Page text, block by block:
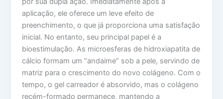
aplicação, ele oferece um leve efeito de
preenchimento, o que já proporciona uma satisfação
inicial. No entanto, seu principal papel é a
bioestimulação. As microesferas de hidroxiapatita de
cálcio formam um “andaime” sob a pele, servindo de
matriz para o crescimento do novo colágeno. Com o
tempo, o gel carreador é absorvido, mas o colágeno
recém-formado permanece, mantendo a